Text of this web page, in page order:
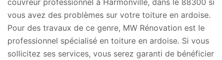
vous avez des problèmes sur votre toiture en ardoise.
Pour des travaux de ce genre, MW Rénovation est le
professionnel spécialisé en toiture en ardoise. Si vous
sollicitez ses services, vous serez garanti de bénéficier